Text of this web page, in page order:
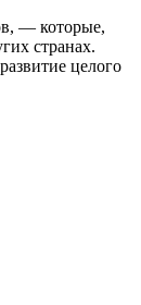
— которые,
странах.
целого